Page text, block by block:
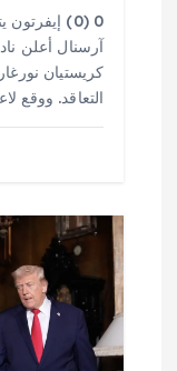
0 (0)
آرسنال أعلن
كريستيان
التعاقد. ووقع